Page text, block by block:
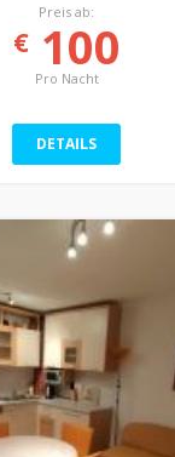
Preis ab:
€100
Pro Nacht
DETAILS